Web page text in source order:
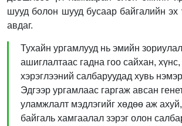
шууд болон шууд бусаар байгалийн эх
авдаг.
Тухайн ургамлууд нь эмийн
ашиглалтаас гадна гоо сайхан, хүнс,
хэрэглээний салбаруудад хувь
Эдгээр ургамлаас гаргаж авсан
уламжлалт мэдлэгийг хөдөө аж
байгаль хамгаалал зэрэг олон